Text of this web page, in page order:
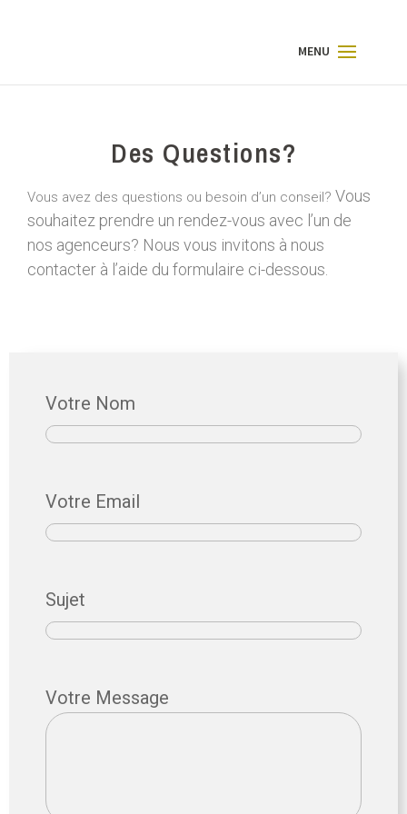
Des Questions?
Vous avez des questions ou besoin d’un conseil? Vous
souhaitez prendre un rendez-vous avec l’un de
nos agenceurs? Nous vous invitons à nous
contacter à l’aide du formulaire ci-dessous.
Votre Nom
Votre Email
Sujet
Votre Message